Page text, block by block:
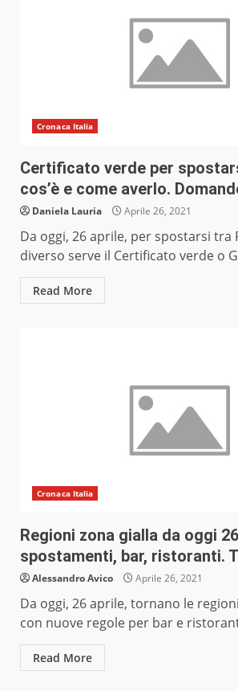
Cronaca Italia
Certificato verde per
cos’è e come averlo.
Daniela Lauria Aprile 26, 2021
Da oggi, 26 aprile, per spostarsi tra
diverso serve il Certificato verde o
Read More
Cronaca Italia
Regioni zona gialla da oggi
spostamenti, bar, ristoranti.
Alessandro Avico Aprile 26, 2021
Da oggi, 26 aprile, tornano le
con nuove regole per bar e
Read More